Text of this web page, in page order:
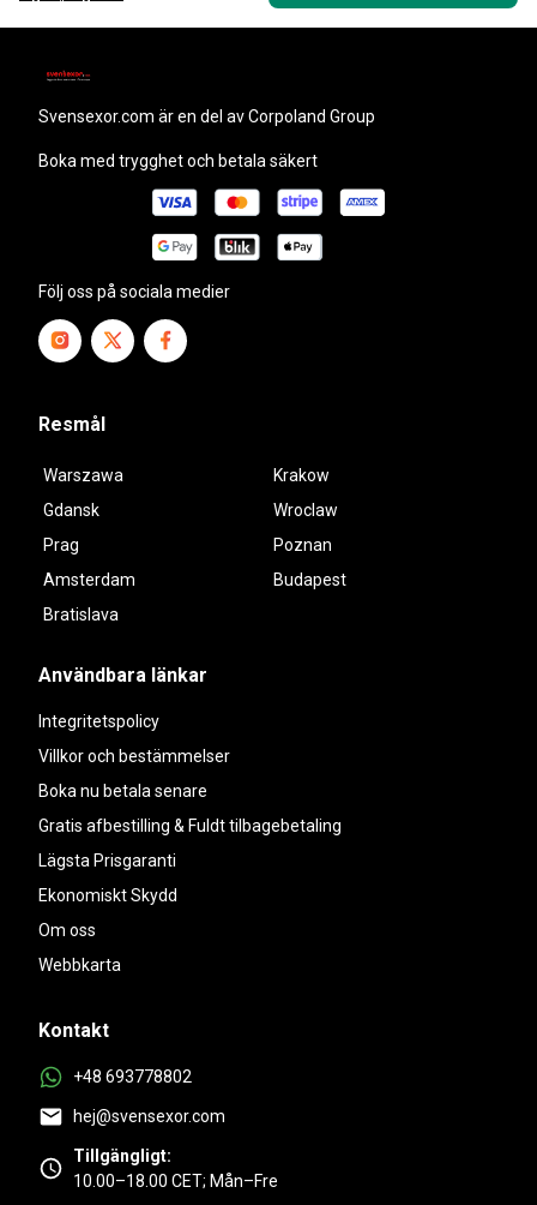
svensexor.com är en del av Corpoland Group
Boka med trygghet och betala säkert
Följ oss på sociala medier
Resmål
Warszawa
Krakow
Gdansk
Wroclaw
Prag
Poznan
Amsterdam
Budapest
Bratislava
Användbara länkar
Integritetspolicy
Villkor och bestämmelser
Boka nu betala senare
Gratis afbestilling & Fuldt tilbagebetaling
Lägsta Prisgaranti
Ekonomiskt Skydd
Om oss
Webbkarta
Kontakt
+48 693778802
hej@svensexor.com
Tillgängligt:
10.00–18.00 CET; Mån–Fre